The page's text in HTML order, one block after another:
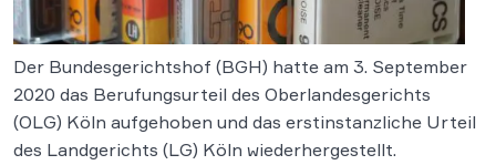
Der Bundesgerichtshof (BGH) hatte am 3. September
2020 das Berufungsurteil des Oberlandesgerichts
(OLG) Köln aufgehoben und das erstinstanzliche Urteil
des Landgerichts (LG) Köln wiederhergestellt.